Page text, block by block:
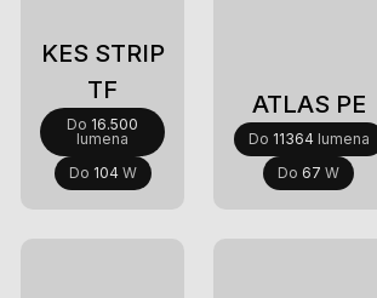
KES STRIP
TF
Do 16.500
lumena
Do 104W
ATLAS PE
Do 11364lumena
Do 67 W